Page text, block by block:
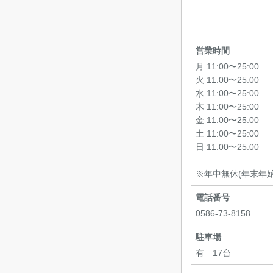
営業時間
月 11:00〜25:00
火 11:00〜25:00
水 11:00〜25:00
木 11:00〜25:00
金 11:00〜25:00
土 11:00〜25:00
日 11:00〜25:00
※年中無休(年末年
電話番号
0586-73-8158
駐車場
有 17台